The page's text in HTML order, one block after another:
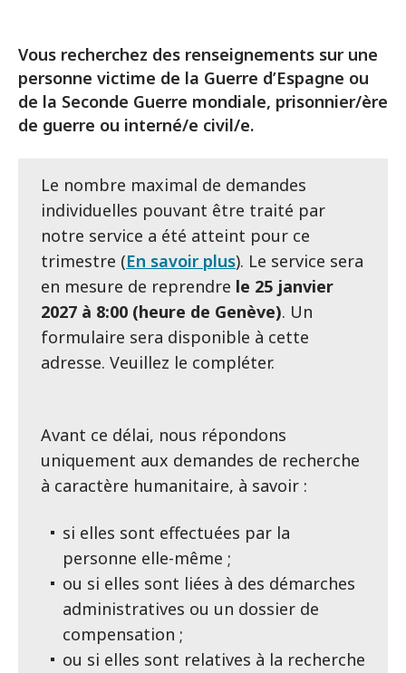
Vous recherchez des renseignements sur une
personne victime de la Guerre d’Espagne ou
de la Seconde Guerre mondiale, prisonnier/ère
de guerre ou interné/e civil/e.
Le nombre maximal de demandes
individuelles pouvant être traité par
notre service a été atteint pour ce
trimestre (En savoir plus). Le service sera
en mesure de reprendre le 25 janvier
2027 à 8:00 (heure de Genève). Un
formulaire sera disponible à cette
adresse. Veuillez le compléter.
Avant ce délai, nous répondons
uniquement aux demandes de recherche
à caractère humanitaire, à savoir :
si elles sont effectuées par la
personne elle-même ;
ou si elles sont liées à des démarches
administratives ou un dossier de
compensation ;
ou si elles sont relatives à la recherche